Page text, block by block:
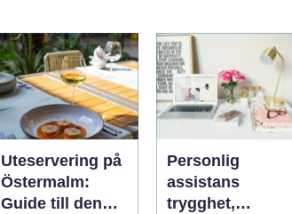
Uteservering på
Östermalm:
Guide till den
Personlig
assistans
trygghet,